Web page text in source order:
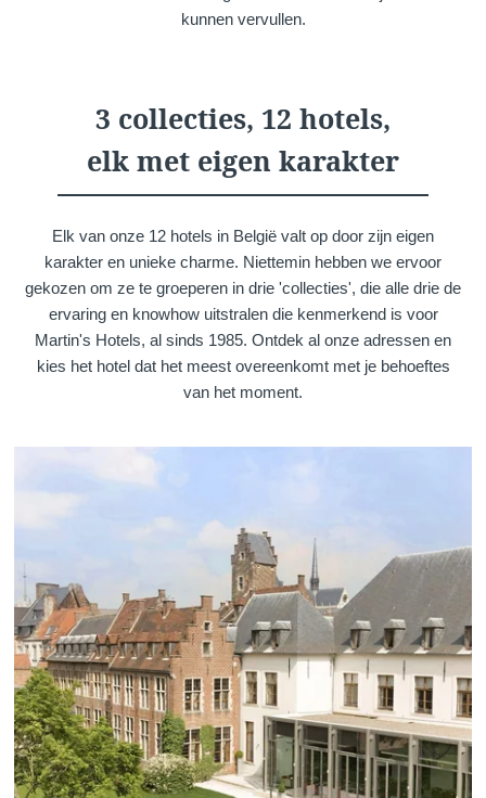
kunnen vervullen.
3 collecties, 12 hotels,
elk met eigen karakter
Elk van onze 12 hotels in België valt op door zijn eigen
karakter en unieke charme. Niettemin hebben we ervoor
gekozen om ze te groeperen in drie 'collecties', die alle drie de
ervaring en knowhow uitstralen die kenmerkend is voor
Martin's Hotels, al sinds 1985. Ontdek al onze adressen en
kies het hotel dat het meest overeenkomt met je behoeftes
van het moment.
Martin's Louvain-la-
Neuve
Martin's All Suites
Martin's Klooster
Martin's Dream Hotel
Mons, 4*
Martin's Red
Tubize, 4*